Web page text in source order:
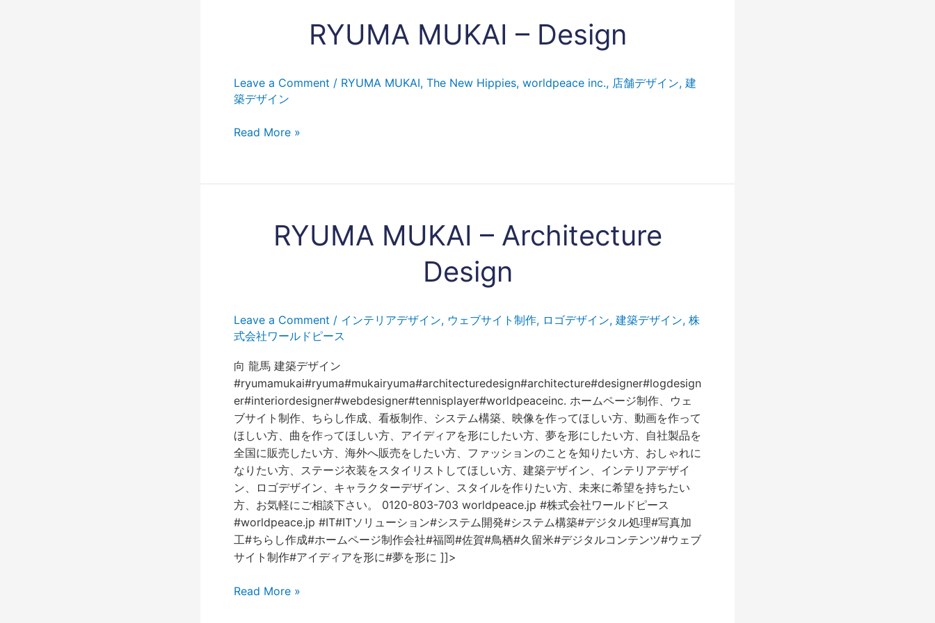
RYUMA MUKAI – Design
Leave a Comment / RYUMA MUKAI, The New Hippies, worldpeace inc., 店舗デザイン, 建
築デザイン
Design
Read More »
RYUMA MUKAI – Architecture
Design
Leave a Comment / インテリアデザイン, ウェブサイト制作, ロゴデザイン, 建築デザイン, 株
式会社ワールドピース
向 龍馬 建築デザイン
#ryumamukai#ryuma#mukairyuma#architecturedesign#architecture#designer#logdesign
er#interiordesigner#webdesigner#tennisplayer#worldpeaceinc. ホームページ制作、ウェ
ブサイト制作、ちらし作成、看板制作、システム構築、映像を作ってほしい方、動画を作って
ほしい方、曲を作ってほしい方、アイディアを形にしたい方、夢を形にしたい方、自社製品を
全国に販売したい方、海外へ販売をしたい方、ファッションのことを知りたい方、おしゃれに
なりたい方、ステージ衣装をスタイリストしてほしい方、建築デザイン、インテリアデザイ
ン、ロゴデザイン、キャラクターデザイン、スタイルを作りたい方、未来に希望を持ちたい
方、お気軽にご相談下さい。 0120-803-703 worldpeace.jp #株式会社ワールドピース
#worldpeace.jp #IT#ITソリューション#システム開発#システム構築#デジタル処理#写真加
工#ちらし作成#ホームページ制作会社#福岡#佐賀#鳥栖#久留米#デジタルコンテンツ#ウェブ
サイト制作#アイディアを形に#夢を形に ]]>
Read More »